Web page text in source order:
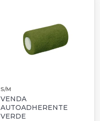
S/M
VENDA
AUTOADHERENTE
VERDE